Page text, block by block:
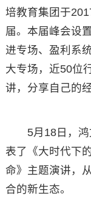
培教育集团于
届。本届峰会设
进专场、盈利系
大专场，近50位
讲，分享自己的
5月18日，鸿
表了《大时代下
命》主题演讲，
合的新生态。